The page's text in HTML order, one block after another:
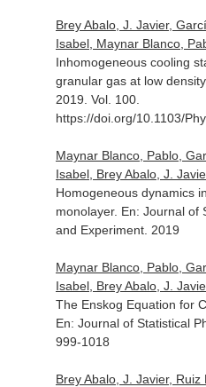
Brey Abalo, J. Javier,
Isabel, Maynar Blanco,
Inhomogeneous cooling
granular gas at low density.
2019. Vol. 100.
https://doi.org/10.1103/
Maynar Blanco, Pablo,
Isabel, Brey Abalo, J.
Homogeneous dynamics
monolayer. En: Journal of
and Experiment. 2019
Maynar Blanco, Pablo,
Isabel, Brey Abalo, J.
The Enskog Equation for
En: Journal of Statistical
999-1018
Brey Abalo, J. Javier,